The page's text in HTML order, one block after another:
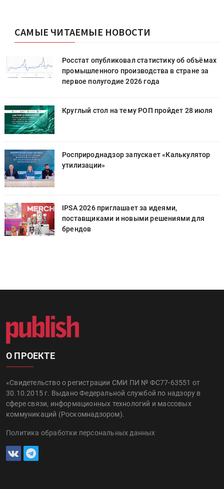
САМЫЕ ЧИТАЕМЫЕ НОВОСТИ
Росстат опубликовал статистику об объёмах
промышленного производства в стране за
первое полугодие 2026 года
Круглый стол на тему РОП пройдет 28 июля
Росприроднадзор запускает «Калькулятор
утилизации»
IPSA 2026 приглашает за идеями,
поставщиками и новыми решениями для
брендов
О ПРОЕКТЕ
«Свидетельство о регистрации СМИ ПИ № ФС77-63551 от
30.10.2015 г. Выдано Федеральной службой по надзору в
сфере связи, информационных технологий и массовых
коммуникаций (Роскомнадзором).
Политика обработки персональных данных